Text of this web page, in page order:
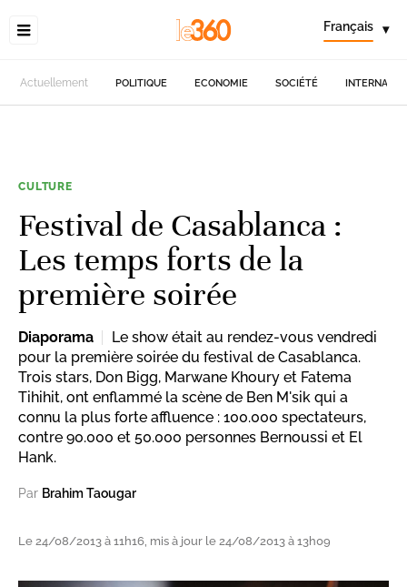
Français ▾
Actuellement POLITIQUE ECONOMIE SOCIÉTÉ
CULTURE
Festival de Casablanca :
Les temps forts de la
première soirée
Diaporama
Le show était au rendez-vous vendredi
pour la première soirée du festival de Casablanca.
Trois stars, Don Bigg, Marwane Khoury et Fatema
Tihihit, ont enflammé la scène de Ben M'sik qui a
connu la plus forte affluence : 100.000 spectateurs,
contre 90.000 et 50.000 personnes Bernoussi et El
Hank.
Par Brahim Taougar
Le 24/08/2013 à 11h16, mis à jour le 24/08/2013 à 13h09